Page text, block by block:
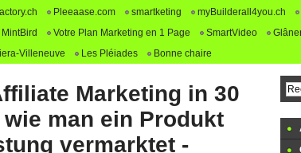
Pleeaase.com smartketing myBuilderall4you.ch
MintBird Votre Plan Marketing en 1 Page SmartVideo
Villeneuve Les Pléiades Bonne chaire
Marketing in 30
man ein Produkt
vermarktet -